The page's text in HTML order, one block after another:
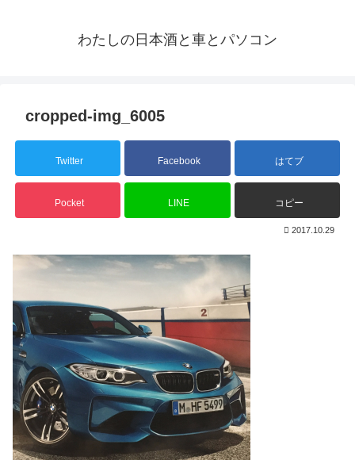
わたしの日本酒と車とパソコン
cropped-img_6005
Twitter Facebook はてブ
Pocket LINE コピー
2017.10.29